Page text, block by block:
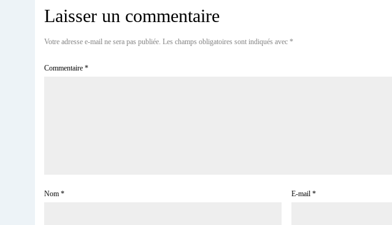
Laisser un commentaire
Votre adresse e-mail ne sera pas publiée. Les champs obligatoires sont indiqués avec *
Commentaire *
Nom * E-mail *